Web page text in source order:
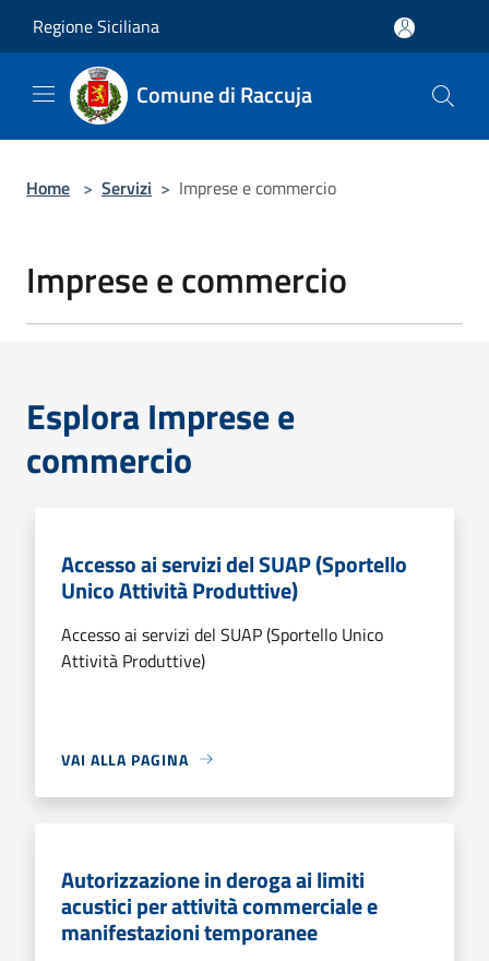
Regione Siciliana
Comune di Raccuja
Home > Servizi > Imprese e commercio
Imprese e commercio
Esplora Imprese e
commercio
Accesso ai servizi del SUAP (Sportello
Unico Attività Produttive)
Accesso ai servizi del SUAP (Sportello Unico
Attività Produttive)
VAI ALLA PAGINA
Autorizzazione in deroga ai limiti
acustici per attività commerciale e
manifestazioni temporanee